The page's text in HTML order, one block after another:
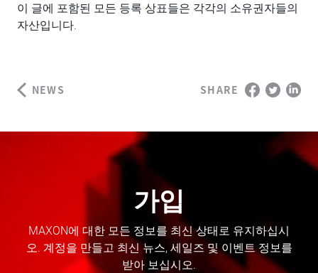
이 글에 포함된 모든 등록 상표들은 각각의 소유권자들의
자산입니다.
NEWS SHARE
가입
MAXON에 대한 모든 정보를 최신 상태로 유지하십시
오. 계정을 만들고 최신 뉴스, 세일즈 및 이벤트 정보를
받아 보십시오.